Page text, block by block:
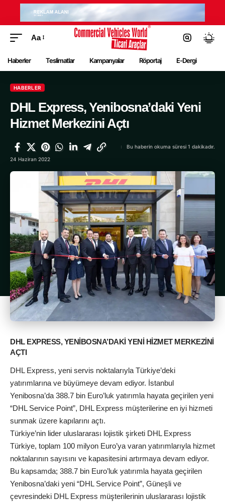
Aa
Haberler Teslimatlar Kampanyalar Röportaj E-Dergi
HABERLER
DHL Express, Yenibosna’daki Yeni
Hizmet Merkezini Açtı
24 Haziran 2022
Bu haberin okuma süresi 1 dakikadır.
DHL EXPRESS, YENİBOSNA’DAKİ YENİ HİZMET MERKEZİNİ
AÇTI
DHL Express, yeni servis noktalarıyla Türkiye’deki
yatırımlarına ve büyümeye devam ediyor. İstanbul
Yenibosna’da 388.7 bin Euro’luk yatırımla hayata geçirilen yeni
“DHL Service Point”, DHL Express müşterilerine en iyi hizmeti
sunmak üzere kapılarını açtı.
Türkiye’nin lider uluslararası lojistik şirketi DHL Express
Türkiye, toplam 100 milyon Euro’ya varan yatırımlarıyla hizmet
noktalarının sayısını ve kapasitesini artırmaya devam ediyor.
Bu kapsamda; 388.7 bin Euro’luk yatırımla hayata geçirilen
Yenibosna’daki yeni “DHL Service Point”, Güneşli ve
çevresindeki DHL Express müşterilerinin uluslararası lojistik